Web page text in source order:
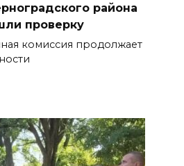
района
проверку
комиссия продолжает